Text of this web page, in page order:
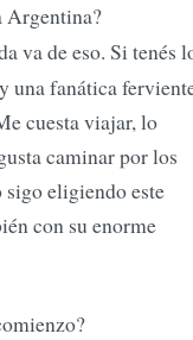
Argentina?
va de eso. Si tenés
una fanática
cuesta viajar, lo
caminar por los
eligiendo este
con su enorme